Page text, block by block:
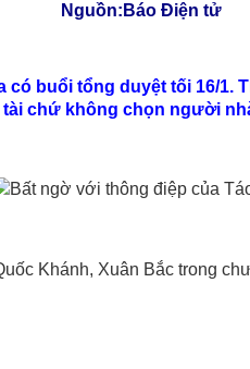
Điện tử
có buổi tổng duyệt tối 16/1.
chứ không chọn người
Khánh, Xuân Bắc trong